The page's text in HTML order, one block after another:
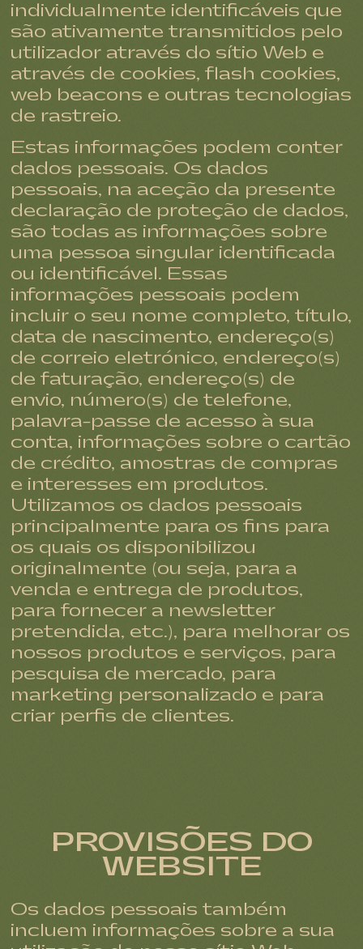
individualmente identificáveis que
são ativamente transmitidos pelo
utilizador através do sítio Web e
através de cookies, flash cookies,
web beacons e outras tecnologias
de rastreio.
Estas informações podem conter
dados pessoais. Os dados
pessoais, na aceção da presente
declaração de proteção de dados,
são todas as informações sobre
uma pessoa singular identificada
ou identificável. Essas
informações pessoais podem
incluir o seu nome completo, título,
data de nascimento, endereço(s)
de correio eletrónico, endereço(s)
de faturação, endereço(s) de
envio, número(s) de telefone,
palavra-passe de acesso à sua
conta, informações sobre o cartão
de crédito, amostras de compras
e interesses em produtos.
Utilizamos os dados pessoais
principalmente para os fins para
os quais os disponibilizou
originalmente (ou seja, para a
venda e entrega de produtos,
para fornecer a newsletter
pretendida, etc.), para melhorar os
nossos produtos e serviços, para
pesquisa de mercado, para
marketing personalizado e para
criar perfis de clientes.
PROVISÕES DO
WEBSITE
Os dados pessoais também
incluem informações sobre a sua